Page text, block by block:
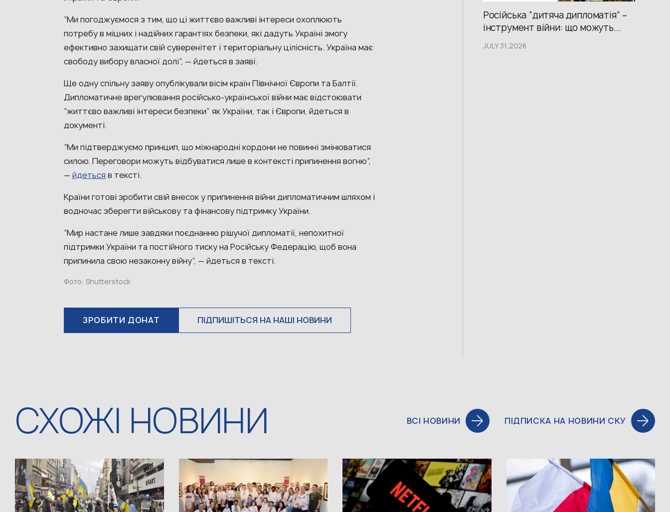
“Ми погоджуємося з тим, що ці життєво важливі інтереси охоплюють
потребу в міцних і надійних гарантіях безпеки, які дадуть Україні змогу
ефективно захищати свій суверенітет і територіальну цілісність. Україна має
свободу вибору власної долі”, — йдеться в заяві.
Ще одну спільну заяву опублікували вісім країн Північної Європи та Балтії.
Дипломатичне врегулювання російсько-української війни має відстоювати
“життєво важливі інтереси безпеки” як України, так і Європи, йдеться в
документі.
“Ми підтверджуємо принцип, що міжнародні кордони не повинні змінюватися
силою. Переговори можуть відбуватися лише в контексті припинення вогню”,
— йдеться в тексті.
Країни готові зробити свій внесок у припинення війни дипломатичним шляхом і
водночас зберегти військову та фінансову підтримку України.
“Мир настане лише завдяки поєднанню рішучої дипломатії, непохитної
підтримки України та постійного тиску на Російську Федерацію, щоб вона
припинила свою незаконну війну”, — йдеться в тексті.
Фото: Shutterstock
ЗРОБИТИ ДОНАТ ПІДПИШІТЬСЯ НА НАШІ НОВИНИ
Російська “дитяча дипломатія” –
інструмент війни: що можуть...
JULY 31,2026
СХОЖІ НОВИНИ ВСІ НОВИНИ ПІДПИСКА НА НОВИНИ СКУ